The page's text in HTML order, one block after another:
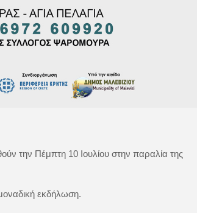
την Πέμπτη 10 Ιουλίου στην παραλία της
εκδήλωση.